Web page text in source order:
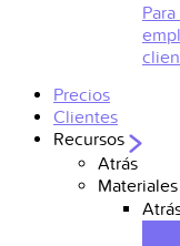
Precios
Clientes
Recursos
Atrás
Materiales